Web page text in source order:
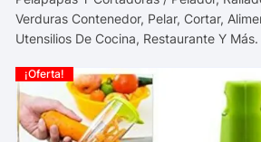
Verduras Contenedor, Pelar, Cortar,
Utensilios De Cocina, Restaurante Y Más.
¡Oferta!